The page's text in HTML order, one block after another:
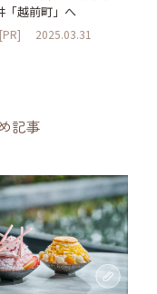
「越前町」へ
[PR] 2025.03.31
記事